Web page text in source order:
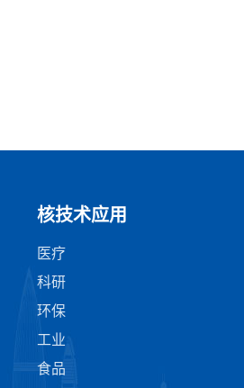
核技术应用
医疗
科研
环保
工业
食品